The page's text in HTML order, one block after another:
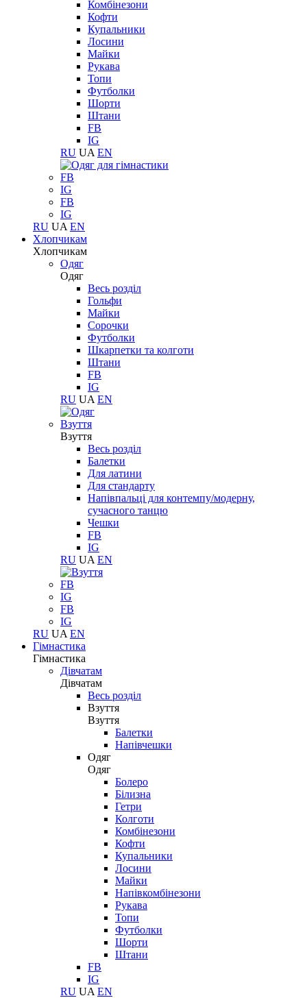
Комбінезони
Кофти
Купальники
Лосини
Майки
Рукава
Топи
Футболки
Шорти
Штани
FB
IG
RU UA EN
FB
IG
FB
IG
RU UA EN
Хлопчикам
Хлопчикам
Одяг
Одяг
Весь розділ
Гольфи
Майки
Сорочки
Футболки
Шкарпетки та колготи
Штани
FB
IG
RU UA EN
Взуття
Взуття
Весь розділ
Балетки
Для латини
Для стандарту
Напівпальці для контемпу/модерну,
сучасного танцю
Чешки
FB
IG
RU UA EN
FB
IG
FB
IG
RU UA EN
Гімнастика
Гімнастика
Дівчатам
Дівчатам
Весь розділ
Взуття
Взуття
Балетки
Напівчешки
Одяг
Одяг
Болеро
Білизна
Гетри
Колготи
Комбінезони
Кофти
Купальники
Лосини
Майки
Напівкомбінезони
Рукава
Топи
Футболки
Шорти
Штани
FB
IG
RU UA EN